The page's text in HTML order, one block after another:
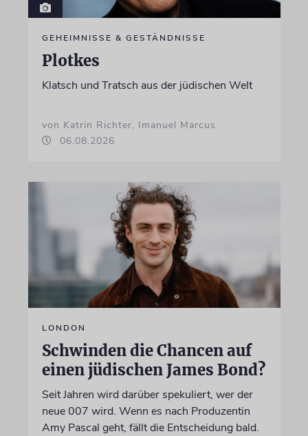
GEHEIMNISSE & GESTÄNDNISSE
Plotkes
Klatsch und Tratsch aus der jüdischen Welt
von Katrin Richter, Imanuel Marcus
06.08.2026
LONDON
Schwinden die Chancen auf
einen jüdischen James Bond?
Seit Jahren wird darüber spekuliert, wer der
neue 007 wird. Wenn es nach Produzentin
Amy Pascal geht, fällt die Entscheidung bald.